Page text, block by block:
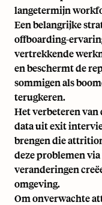
langetermijn
Een belangrijke
offboarding-
vertrekkende
en beschermt de
sommigen als
terugkeren.
Het verbeteren
data uitexit
brengen die
deze problemen
veranderingen
omgeving.
Om onverwachte